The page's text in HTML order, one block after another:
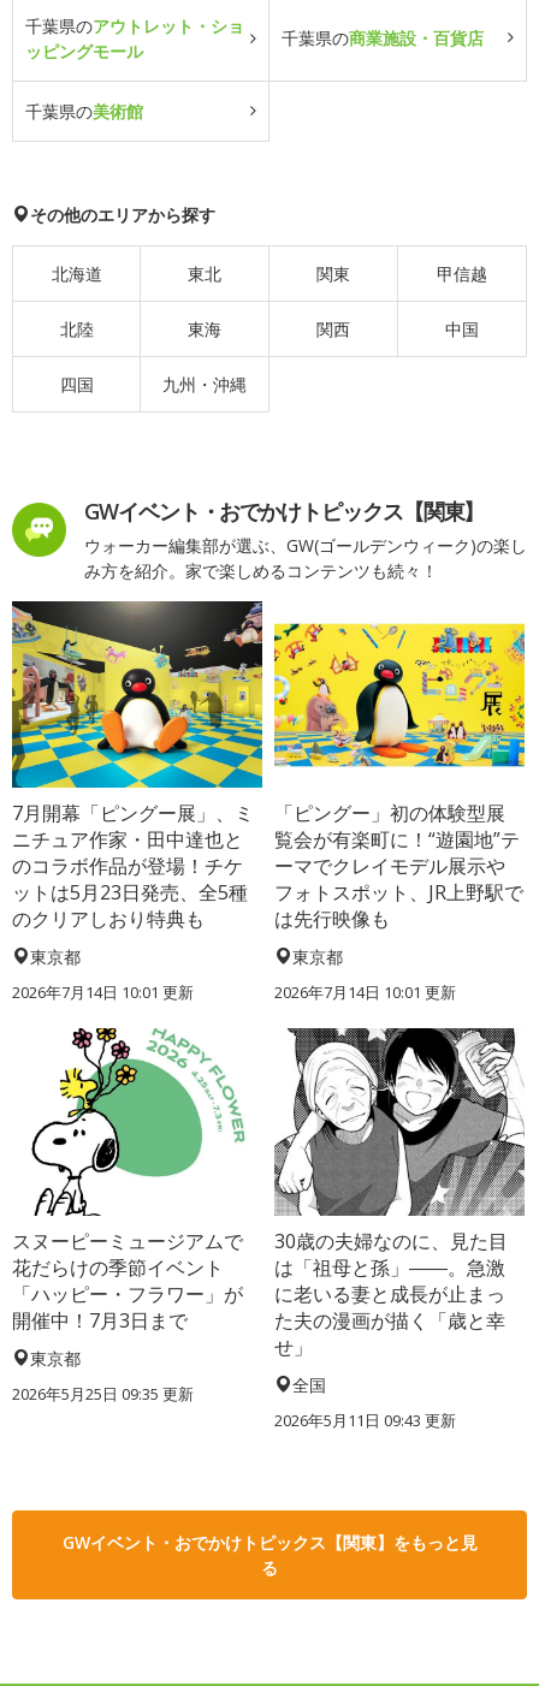
千葉県のアウトレット・ショ
ッピングモール
千葉県の商業施設・百貨店
千葉県の美術館
その他のエリアから探す
北海道 東北 関東 甲信越
北陸 東海 関西 中国
四国 九州・沖縄
GWイベント・おでかけトピックス【関東】
ウォーカー編集部が選ぶ、GW(ゴールデンウィーク)の楽し
み方を紹介。家で楽しめるコンテンツも続々！
7月開幕「ピングー展」、ミ
ニチュア作家・田中達也と
のコラボ作品が登場！チケ
ットは5月23日発売、全5種
のクリアしおり特典も
東京都
2026年7月14日 10:01 更新
「ピングー」初の体験型展
覧会が有楽町に！“遊園地”テ
ーマでクレイモデル展示や
フォトスポット、JR上野駅で
は先行映像も
東京都
2026年7月14日 10:01 更新
スヌーピーミュージアムで
花だらけの季節イベント
「ハッピー・フラワー」が
開催中！7月3日まで
東京都
2026年5月25日 09:35 更新
30歳の夫婦なのに、見た目
は「祖母と孫」――。急激
に老いる妻と成長が止まっ
た夫の漫画が描く「歳と幸
せ」
全国
2026年5月11日 09:43 更新
GWイベント・おでかけトピックス【関東】をもっと見
る